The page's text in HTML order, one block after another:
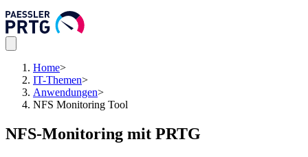
Home>
IT-Themen>
Anwendungen>
NFS Monitoring Tool
NFS-Monitoring mit PRTG